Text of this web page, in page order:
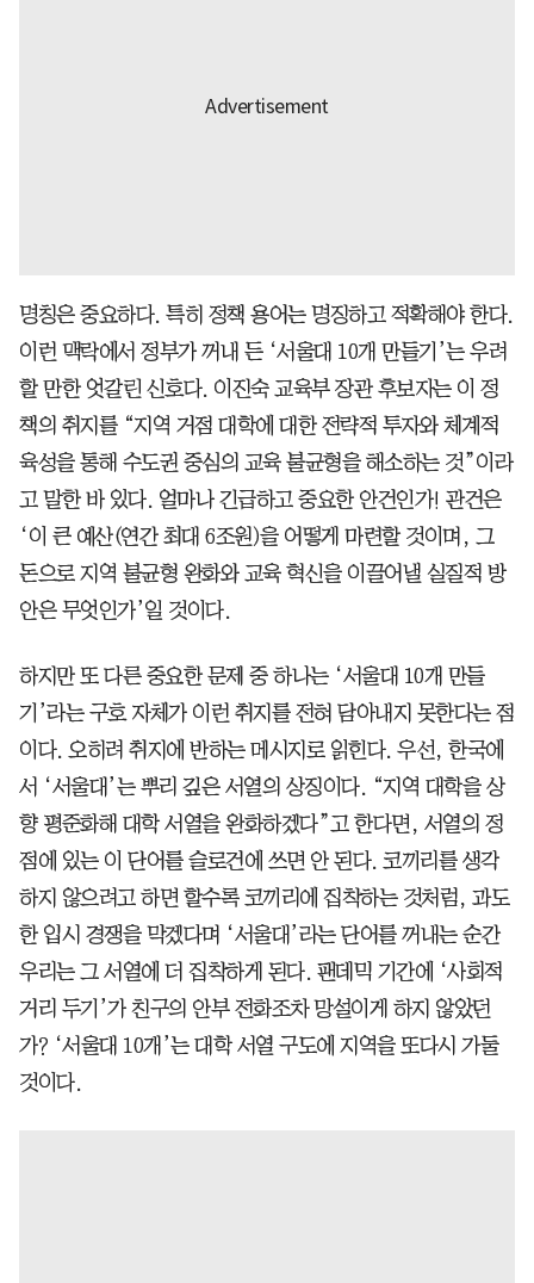
명칭은 중요하다. 특히 정책 용어는 명징하고 적확해야 한다.
이런 맥락에서 정부가 꺼내 든 ‘서울대 10개 만들기’는 우려
할 만한 엇갈린 신호다. 이진숙 교육부 장관 후보자는 이 정
책의 취지를 “지역 거점 대학에 대한 전략적 투자와 체계적
육성을 통해 수도권 중심의 교육 불균형을 해소하는 것”이라
고 말한 바 있다. 얼마나 긴급하고 중요한 안건인가! 관건은
‘이 큰 예산(연간 최대 6조원)을 어떻게 마련할 것이며, 그
돈으로 지역 불균형 완화와 교육 혁신을 이끌어낼 실질적 방
안은 무엇인가’일 것이다.
하지만 또 다른 중요한 문제 중 하나는 ‘서울대 10개 만들
기’라는 구호 자체가 이런 취지를 전혀 담아내지 못한다는 점
이다. 오히려 취지에 반하는 메시지로 읽힌다. 우선, 한국에
서 ‘서울대’는 뿌리 깊은 서열의 상징이다. “지역 대학을 상
향 평준화해 대학 서열을 완화하겠다”고 한다면, 서열의 정
점에 있는 이 단어를 슬로건에 쓰면 안 된다. 코끼리를 생각
하지 않으려고 하면 할수록 코끼리에 집착하는 것처럼, 과도
한 입시 경쟁을 막겠다며 ‘서울대’라는 단어를 꺼내는 순간
우리는 그 서열에 더 집착하게 된다. 팬데믹 기간에 ‘사회적
거리 두기’가 친구의 안부 전화조차 망설이게 하지 않았던
가? ‘서울대 10개’는 대학 서열 구도에 지역을 또다시 가둘
것이다.